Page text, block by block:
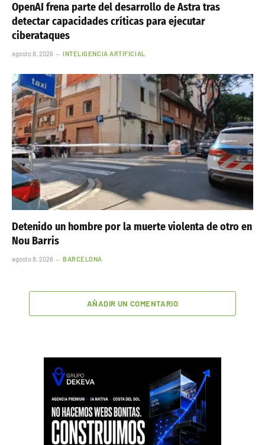
OpenAI frena parte del desarrollo de Astra tras
detectar capacidades críticas para ejecutar
ciberataques
agosto 8, 2026 INTELIGENCIA ARTIFICIAL
Detenido un hombre por la muerte violenta de otro en
Nou Barris
agosto 8, 2026 BARCELONA
AÑADIR UN COMENTARIO